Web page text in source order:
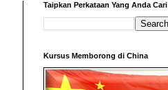
Taipkan Perkataan Yang Anda Cari
Kursus Memborong di China